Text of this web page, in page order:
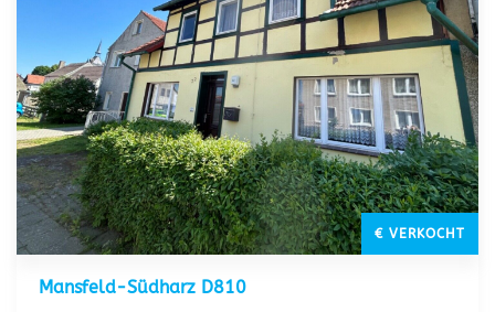
€ VERKOCHT
Mansfeld-Südharz D810